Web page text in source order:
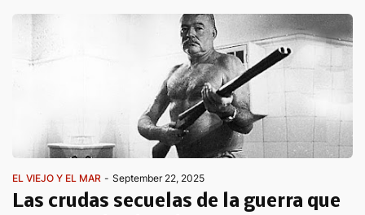
EL VIEJO Y EL MAR - September 22, 2025
Las crudas secuelas de la guerra que